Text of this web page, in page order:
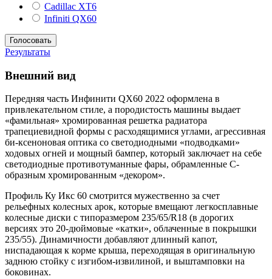
Cadillac XT6
Infiniti QX60
Результаты
Внешний вид
Передняя часть Инфинити QX60 2022 оформлена в
привлекательном стиле, а породистость машины выдает
«фамильная» хромированная решетка радиатора
трапециевидной формы с расходящимися углами, агрессивная
би-ксеноновая оптика со светодиодными «подводками»
ходовых огней и мощный бампер, который заключает на себе
светодиодные противотуманные фары, обрамленные C-
образным хромированным «декором».
Профиль Ку Икс 60 смотрится мужественно за счет
рельефных колесных арок, которые вмещают легкосплавные
колесные диски с типоразмером 235/65/R18 (в дорогих
версиях это 20-дюймовые «катки», облаченные в покрышки
235/55). Динамичности добавляют длинный капот,
ниспадающая к корме крыша, переходящая в оригинальную
заднюю стойку с изгибом-извилиной, и выштамповки на
боковинах.